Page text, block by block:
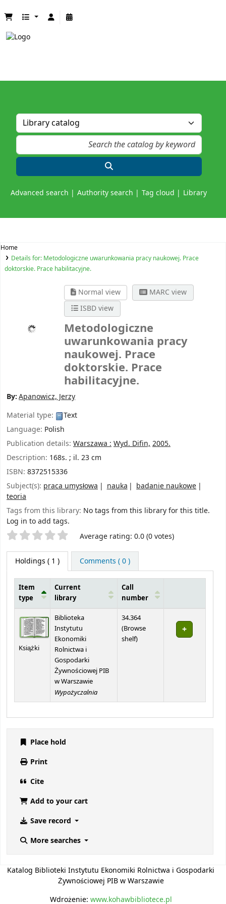
Advanced search Authority search Tag cloud Library
Home
Details for: Metodologiczne uwarunkowania pracy naukowej. Prace
doktorskie. Prace habilitacyjne.
Normal view
MARC view
ISBD view
Metodologiczne
uwarunkowania pracy
naukowej. Prace
doktorskie. Prace
habilitacyjne.
By:Apanowicz, Jerzy
Material type:
Text
Language: Polish
Publication details: Warszawa :Wyd. Difin,2005.
Description: 168s. ; il. 23 cm
ISBN: 8372515336
Subject(s): praca umysłowa nauka
badanie naukowe
teoria
Tags from this library: No tags from this library for this title.
Log in to add tags.
Star ratings Average rating: 0.0 (0 votes)
Holdings ( 1 ) Comments ( 0 )
Item
type
Current
library
Call
number
Książki
Biblioteka
Instytutu
Ekonomiki
Rolnictwa i
Gospodarki
Żywnościowej PIB
w Warszawie
Wypożyczalnia
34.364
(Browse
shelf(Opens below)
)
Place hold
Print
Cite
Add to your cart
Save record
More searches
Katalog Biblioteki Instytutu Ekonomiki Rolnictwa i Gospodarki
Żywnościowej PIB w Warszawie
Wdrożenie: www.kohawbibliotece.pl